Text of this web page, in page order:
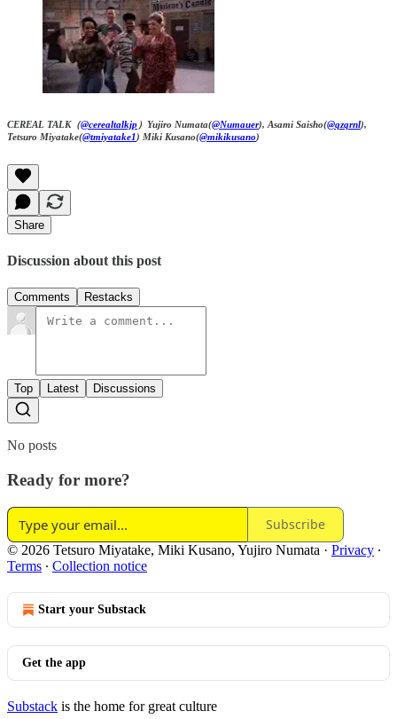
CEREAL TALK（@cerealtalkjp ）Yujiro Numata(@Numauer), Asami Saisho(@qzqrnl),
Tetsuro Miyatake(@tmiyatake1) Miki Kusano(@mikikusano)
Share
Discussion about this post
Comments Restacks
Top Latest Discussions
No posts
Ready for more?
Subscribe
© 2026 Tetsuro Miyatake, Miki Kusano, Yujiro Numata · Privacy ∙
Terms ∙ Collection notice
Start your Substack
Get the app
Substack is the home for great culture